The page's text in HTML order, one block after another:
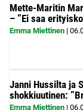
Mette-Maritin
– ”Ei saa
Emma Miettinen |
Janni Hussilta ja
shokkiuutinen:
Emma Miettinen |